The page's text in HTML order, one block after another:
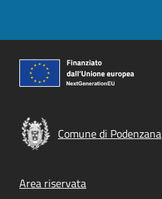
Comune di Podenzana
Footer menu
Area riservata